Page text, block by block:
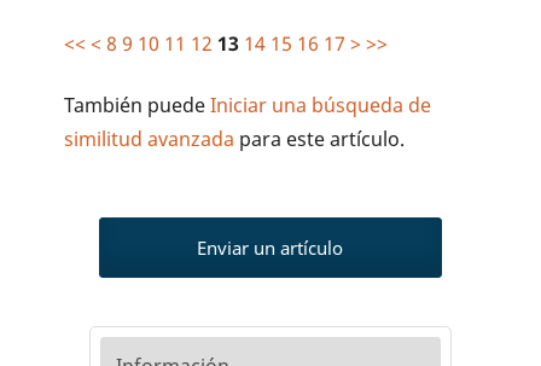
<< < 8 9 10 11 12 13 14 15 16 17 > >>
También puedeIniciar una búsqueda de
similitud avanzada para este artículo.
Enviar un artículo